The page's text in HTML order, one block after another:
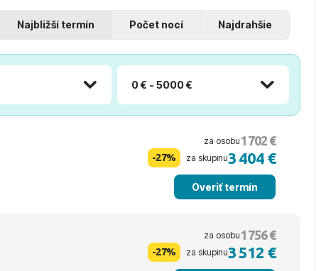
Najbližší termín Počet nocí Najdrahšie
0 € - 5000 €
za osobu 1 702 €
-27% za skupinu3 404 €
Overiť termín
za osobu 1 756 €
-27% za skupinu3 512 €